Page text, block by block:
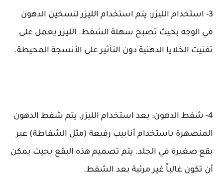
3- استخدام الليزر: يتم استخدام الليزر لتسخين الدهون
في الوجه بحيث تصبح سهلة الشفط. الليزر يعمل على
تفتيت الخلايا الدهنية دون التأثير على الأنسجة المحيطة.
4- شفط الدهون: بعد استخدام الليزر، يتم شفط الدهون
المنصهرة باستخدام أنابيب رفيعة (مثل الشفاطة) عبر
بقع صغيرة في الجلد. يتم تصميم هذه البقع بحيث يمكن
أن تكون غالباً غير مرئية بعد الشفط.